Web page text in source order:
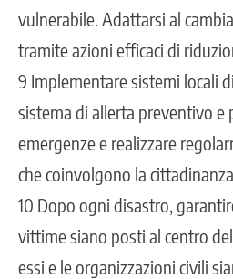
vulnerabile. Adattarsi al
tramite azioni efficaci di
9 Implementare sistemi locali
sistema di allerta preventivo e
emergenze e realizzare
che coinvolgono la cittadinanza
10 Dopo ogni disastro,
vittime siano posti al centro
essi e le organizzazioni civili